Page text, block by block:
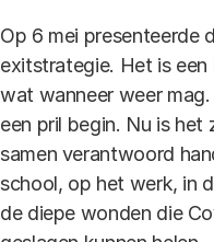
Op 6 mei presenteerde
exitstrategie. Het is
wat wanneer weer
een pril begin. Nu is
samen verantwoord
school, op het werk, in
de diepe wonden die